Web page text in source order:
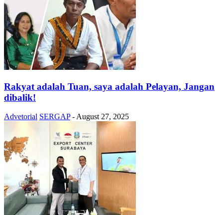
Rakyat adalah Tuan, saya adalah Pelayan, Jangan
dibalik!
Advetorial SERGAP - August 27, 2025